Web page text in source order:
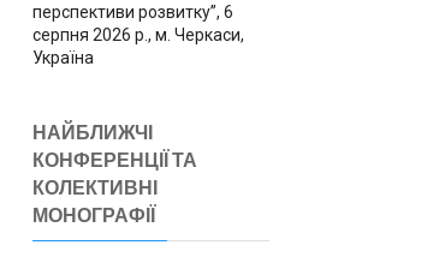
перспективи розвитку”, 6
серпня 2026 р., м. Черкаси,
Україна
НАЙБЛИЖЧІ
КОНФЕРЕНЦІЇ ТА
КОЛЕКТИВНІ
МОНОГРАФІЇ